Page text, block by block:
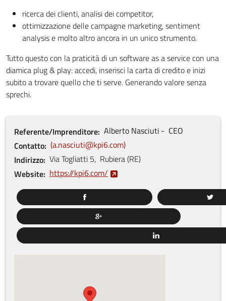
ricerca dei clienti, analisi dei competitor,
ottimizzazione delle campagne marketing, sentiment
analysis e molto altro ancora in un unico strumento.
Tutto questo con la praticità di un software as a service con una
diamica plug & play: accedi, inserisci la carta di credito e inizi
subito a trovare quello che ti serve. Generando valore senza
sprechi.
Referente/Imprenditore Alberto Nasciuti
CEO
Contatto
a.nasciuti@kpi6.com
Indirizzo Via Togliatti 5, Rubiera(RE)
Website https://kpi6.com/